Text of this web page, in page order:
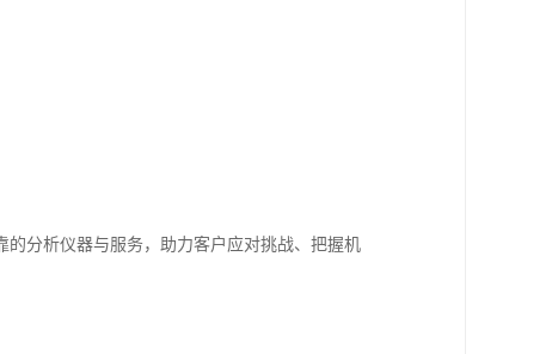
分析仪器与服务，助力客户应对挑战、把握机